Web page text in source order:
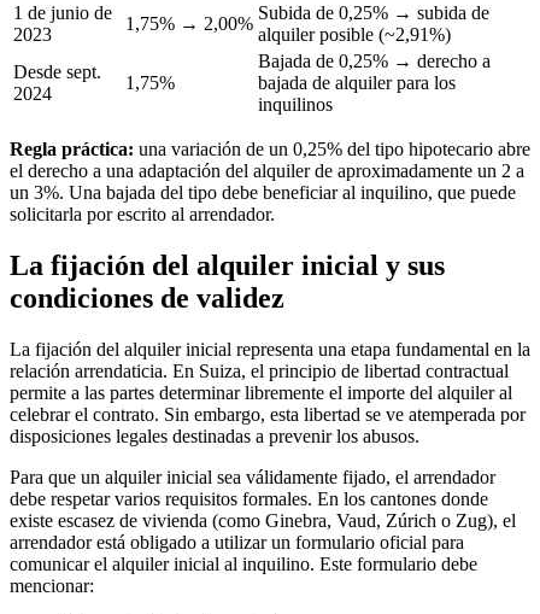
1 de junio de
2023
1,75% → 2,00%
Subida de 0,25% → subida de
alquiler posible (~2,91%)
Desde sept.
2024
1,75%
Bajada de 0,25% → derecho a
bajada de alquiler para los
inquilinos
Regla práctica: una variación de un 0,25% del tipo hipotecario abre
el derecho a una adaptación del alquiler de aproximadamente un 2 a
un 3%. Una bajada del tipo debe beneficiar al inquilino, que puede
solicitarla por escrito al arrendador.
La fijación del alquiler inicial y sus
condiciones de validez
La fijación del alquiler inicial representa una etapa fundamental en la
relación arrendaticia. En Suiza, el principio de libertad contractual
permite a las partes determinar libremente el importe del alquiler al
celebrar el contrato. Sin embargo, esta libertad se ve atemperada por
disposiciones legales destinadas a prevenir los abusos.
Para que un alquiler inicial sea válidamente fijado, el arrendador
debe respetar varios requisitos formales. En los cantones donde
existe escasez de vivienda (como Ginebra, Vaud, Zúrich o Zug), el
arrendador está obligado a utilizar un formulario oficial para
comunicar el alquiler inicial al inquilino. Este formulario debe
mencionar: